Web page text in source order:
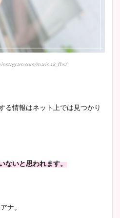
ニット衣装まとめ！美足の筋
鈴木唯の太ってた時の体重が
marina.k_fbs/
る情報はネット上では見つかり
ないと思われます。
ナ。